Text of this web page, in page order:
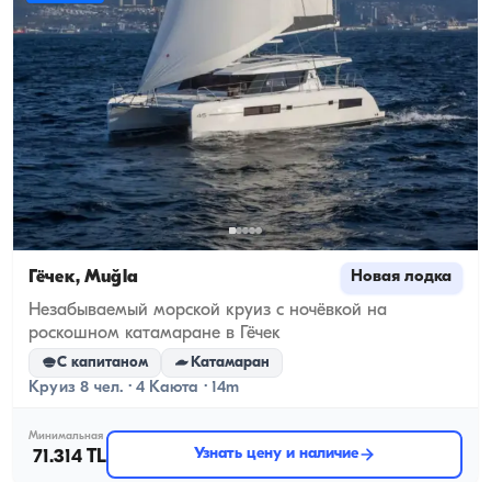
Гёчек, Muğla Новая лодка
Незабываемый морской круиз с ночёвкой на
роскошном катамаране в Гёчек
С капитаном Катамаран
Круиз 8 чел. · 4 Каюта · 14m
Минимальная
71.314 TL Узнать цену и наличие